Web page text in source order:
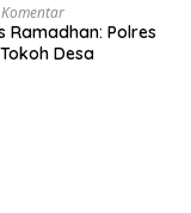
Ramadhan: Polres
Desa